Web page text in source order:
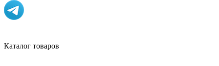
Каталог товаров